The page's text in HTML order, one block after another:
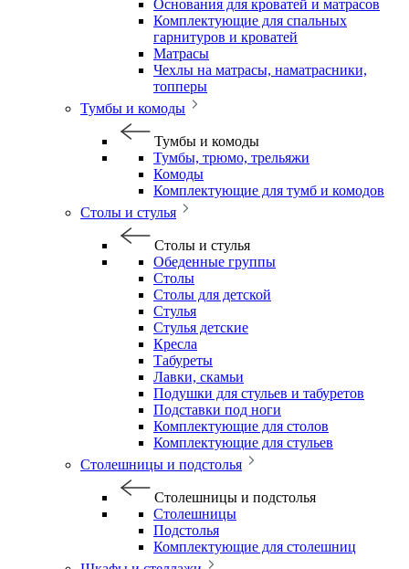
Основания для кроватей и матрасов
Комплектующие для спальных
гарнитуров и кроватей
Матрасы
Чехлы на матрасы, наматрасники,
топперы
Тумбы и комоды
Тумбы и комоды
Тумбы, трюмо, трельяжи
Комоды
Комплектующие для тумб и комодов
Столы и стулья
Столы и стулья
Обеденные группы
Столы
Столы для детской
Стулья
Стулья детские
Кресла
Табуреты
Лавки, скамьи
Подушки для стульев и табуретов
Подставки под ноги
Комплектующие для столов
Комплектующие для стульев
Столешницы и подстолья
Столешницы и подстолья
Столешницы
Подстолья
Комплектующие для столешниц